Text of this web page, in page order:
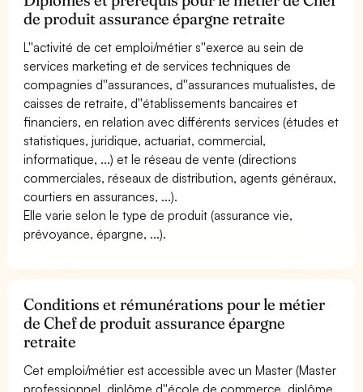
de produit assurance épargne retraite
L''activité de cet emploi/métier s''exerce au sein de
services marketing et de services techniques de
compagnies d''assurances, d''assurances mutualistes, de
caisses de retraite, d''établissements bancaires et
financiers, en relation avec différents services (études et
statistiques, juridique, actuariat, commercial,
informatique, ...) et le réseau de vente (directions
commerciales, réseaux de distribution, agents généraux,
courtiers en assurances, ...).
Elle varie selon le type de produit (assurance vie,
prévoyance, épargne, ...).
Conditions et rémunérations pour le métier
de Chef de produit assurance épargne
retraite
Cet emploi/métier est accessible avec un Master (Master
professionnel, diplôme d''école de commerce, diplôme